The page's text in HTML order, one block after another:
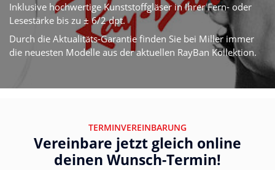
Inklusive hochwertige Kunststoffgläser in Ihrer Fern- oder
Lesestärke bis zu ± 6/2 dpt.
Durch die Aktualitäts-Garantie finden Sie bei Miller immer
die neuesten Modelle aus der aktuellen RayBan Kollektion.
TERMINVEREINBARUNG
Vereinbare jetzt gleich online
deinen Wunsch-Termin!